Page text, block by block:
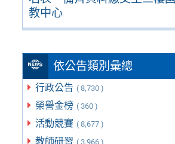
教中心
依公告類別彙總
行政公告 ( 8,730 )
榮譽金榜 ( 360 )
活動競賽 ( 8,677 )
教師研習 ( 3,966 )